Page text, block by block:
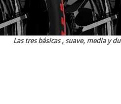
Las tres básicas , suave, media y